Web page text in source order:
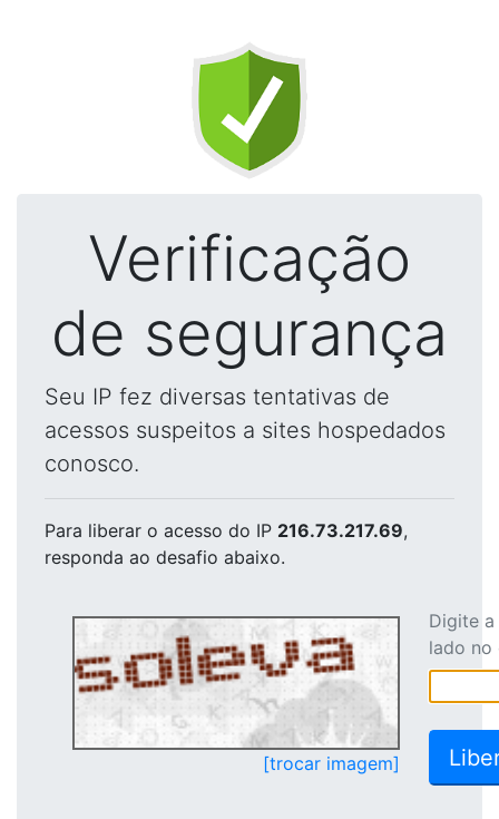
Verificação
de segurança
Seu IP fez diversas tentativas de
acessos suspeitos a sites hospedados
conosco.
Para liberar o acesso do IP 216.73.217.69,
responda ao desafio abaixo.
[trocar imagem]
Digite
lado no